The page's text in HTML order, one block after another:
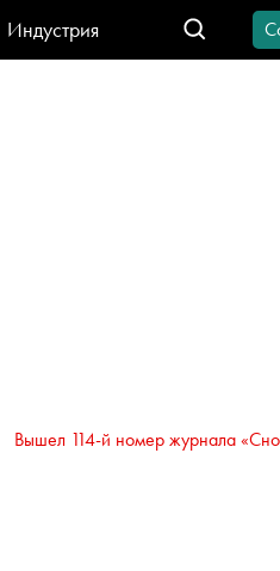
Индустрия
Вышел 114-й номер журнала